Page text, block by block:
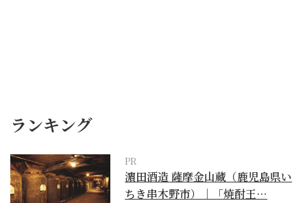
ランキング
PR
濵田酒造 薩摩金山蔵（鹿児島県い
ちき串木野市）｜「焼酎王…